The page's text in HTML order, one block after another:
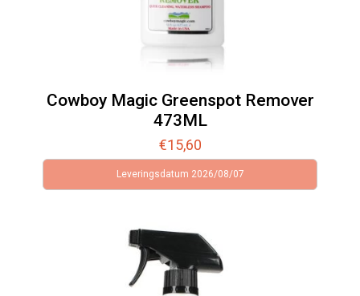
Cowboy Magic Greenspot Remover
473ML
€15,60
Leveringsdatum 2026/08/07